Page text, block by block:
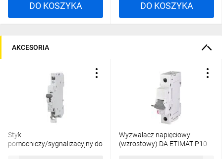
DO KOSZYKA DO KOSZYKA
AKCESORIA
Styk
pomocniczy/sygnalizacyjny do
Wyzwalacz napięciowy
(wzrostowy) DA ETIMAT P10